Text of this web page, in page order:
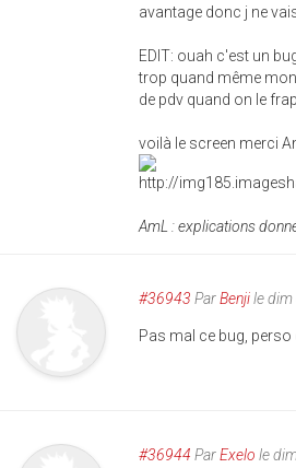
avantage donc j ne
EDIT: ouah c'est un
trop quand même
de pdv quand on le
voilà le screen merci
AmL : explications
#36943 ParBenjile
Pas mal ce bug,
#36944 ParExelo le